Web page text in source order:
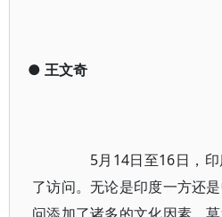
● 王文奇
5月14日至16日，印
了访问。无论是印度一方还